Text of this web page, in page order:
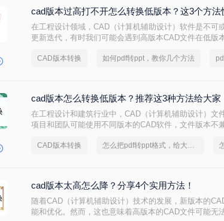
cad版本过高打不开怎么转换低版本？这3个方法
在工程设计领域，CAD（计算机辅助设计）软件是不可
更新迭代，有时我们可能会遇到高版本CAD文件在低版
法，帮助大家轻松解决这一难题。
CAD版本转换 如何pdf转ppt，教你几个方法
cad版本怎么转换低版本？推荐这3种方法给大家
在工程设计和建筑行业中，CAD（计算机辅助设计）文
项目和团队可能使用不同版本的CAD软件，文件版本不
CAD版本转换 怎么把pdf转ppt格式，给大家安利一下
cad版本太高怎么降？分享4个实用方法！
随着CAD（计算机辅助设计）技术的发展，新版本的
能和优化。然而，这也意味着高版本的CAD文件可能无